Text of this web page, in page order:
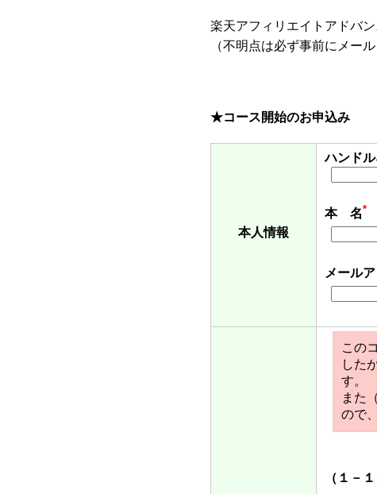
楽天アフィリエイトアドバ
（不明点は必ず事前にメー
★コース開始のお申込み
本人情報
ハンド
本 名*
メール
この
した
す。
また
ので、
（１－